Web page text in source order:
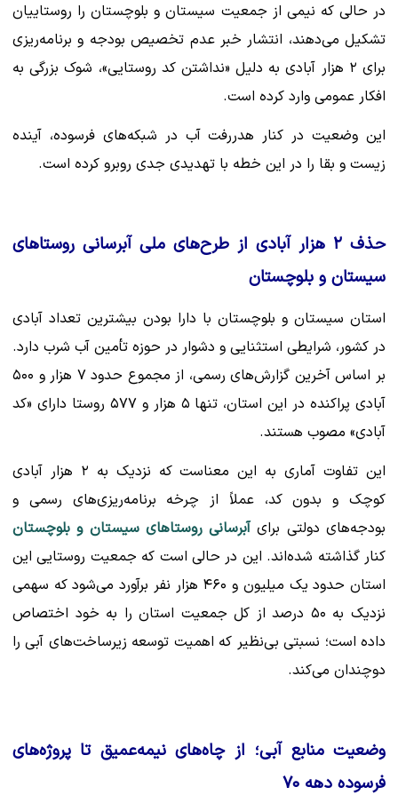
در حالی که نیمی از جمعیت سیستان و بلوچستان را روستاییان
تشکیل می‌دهند، انتشار خبر عدم تخصیص بودجه و برنامه‌ریزی
برای ۲ هزار آبادی به دلیل «نداشتن کد روستایی»، شوک بزرگی به
افکار عمومی وارد کرده است.
این وضعیت در کنار هدررفت آب در شبکه‌های فرسوده، آینده
زیست و بقا را در این خطه با تهدیدی جدی روبرو کرده است.
حذف ۲ هزار آبادی از طرح‌های ملی آبرسانی روستاهای
سیستان و بلوچستان
استان سیستان و بلوچستان با دارا بودن بیشترین تعداد آبادی
در کشور، شرایطی استثنایی و دشوار در حوزه تأمین آب شرب دارد.
بر اساس آخرین گزارش‌های رسمی، از مجموع حدود ۷ هزار و ۵۰۰
آبادی پراکنده در این استان، تنها ۵ هزار و ۵۷۷ روستا دارای «کد
آبادی» مصوب هستند.
این تفاوت آماری به این معناست که نزدیک به ۲ هزار آبادی
کوچک و بدون کد، عملاً از چرخه‌ برنامه‌ریزی‌های رسمی و
بودجه‌های دولتی برای آبرسانی روستاهای سیستان و بلوچستان
کنار گذاشته شده‌اند. این در حالی است که جمعیت روستایی این
استان حدود یک میلیون و ۴۶۰ هزار نفر برآورد می‌شود که سهمی
نزدیک به ۵۰ درصد از کل جمعیت استان را به خود اختصاص
داده است؛ نسبتی بی‌نظیر که اهمیت توسعه زیرساخت‌های آبی را
دوچندان می‌کند.
وضعیت منابع آبی؛ از چاه‌های نیمه‌عمیق تا پروژه‌های
فرسوده دهه ۷۰